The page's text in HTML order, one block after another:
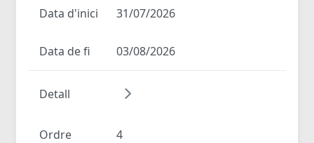
Data d'inici 31/07/2026
Data de fi 03/08/2026
Detall
Ordre 4